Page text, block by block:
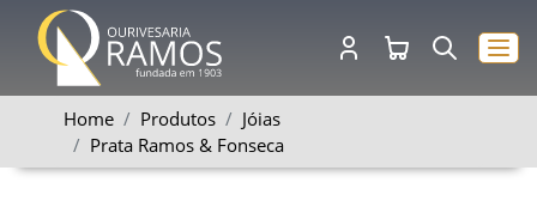
Home Produtos
Jóias
Prata Ramos & Fonseca